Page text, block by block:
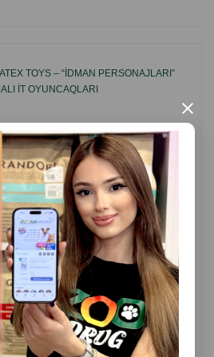
×
TOYS – “İDMAN PERSONAJLARI”
IT OYUNCAQLARI
Almaq